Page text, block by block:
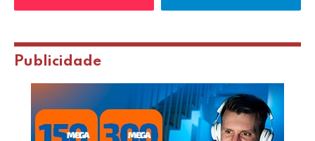
Publicidade